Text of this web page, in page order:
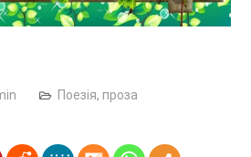
Поезія, проза